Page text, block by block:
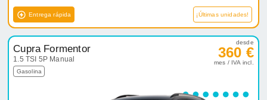
Entrega rápida ¡Últimas unidades!
Cupra Formentor
1.5 TSI 5P Manual
Gasolina
desde
360 €
mes / IVA incl.